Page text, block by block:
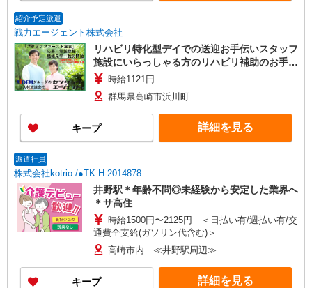
紹介予定派遣
戦力エージェント株式会社
リハビリ特化型デイでの送迎お手伝いスタッフ
施設にいらっしゃる方のリハビリ補助のお手伝
いをメインに送迎、記録をお願いします♪ 一般
的なデイサービスの入浴、食事、排泄介助業務
はありません
時給1121円
群馬県高崎市浜川町
キープ 詳細を見る
派遣社員
株式会社kotrio /●TK-H-2014878
井野駅＊年齢不問◎未経験から安定した業界へ
＊サ高住
時給1500円〜2125円 ＜日払い有/週払い有/交
通費全支給(ガソリン代含む)＞
高崎市内 ≪井野駅周辺≫
キープ 詳細を見る